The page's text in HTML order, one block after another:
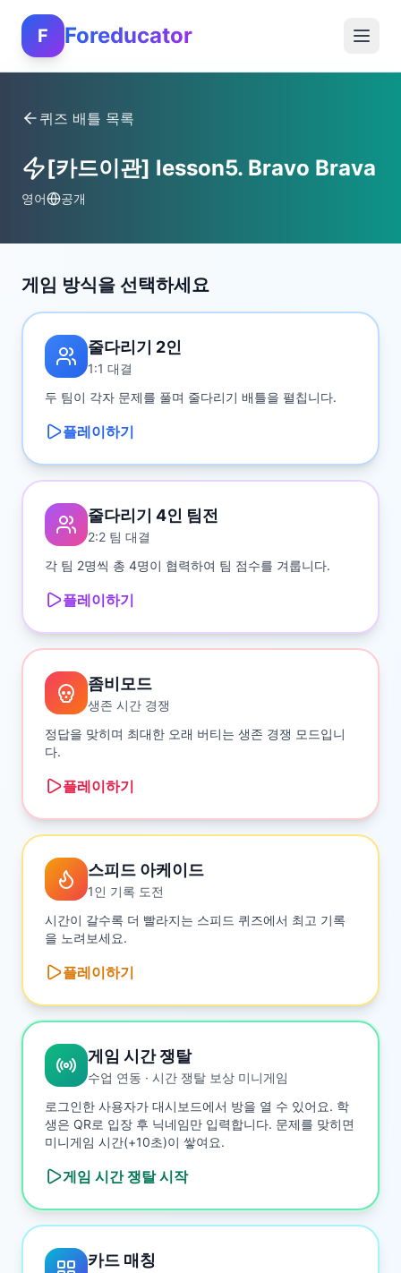
F Foreducator
퀴즈 배틀 목록
[카드이관] lesson5. Bravo Brava
영어 공개
게임 방식을 선택하세요
줄다리기 2인
1:1 대결
두 팀이 각자 문제를 풀며 줄다리기 배틀을 펼칩니다.
플레이하기
줄다리기 4인 팀전
2:2 팀 대결
각 팀 2명씩 총 4명이 협력하여 팀 점수를 겨룹니다.
플레이하기
좀비모드
생존 시간 경쟁
정답을 맞히며 최대한 오래 버티는 생존 경쟁 모드입니
다.
플레이하기
스피드 아케이드
1인 기록 도전
시간이 갈수록 더 빨라지는 스피드 퀴즈에서 최고 기록
을 노려보세요.
플레이하기
게임 시간 쟁탈
수업 연동 · 시간 쟁탈 보상 미니게임
로그인한 사용자가 대시보드에서 방을 열 수 있어요. 학
생은 QR로 입장 후 닉네임만 입력합니다. 문제를 맞히면
미니게임 시간(+10초)이 쌓여요.
게임 시간 쟁탈시작
카드 매칭